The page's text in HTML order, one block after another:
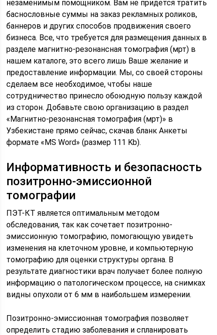
незаменимым помощником. Вам не придется тратить
баснословные суммы на заказ рекламных роликов,
баннеров и других способов продвижения своего
бизнеса. Все, что требуется для размещения данных в
разделе магнитно-резонансная томография (мрт) в
нашем каталоге, это всего лишь Ваше желание и
предоставление информации. Мы, со своей стороны
сделаем все необходимое, чтобы наше
сотрудничество принесло обоюдную пользу каждой
из сторон. Добавьте свою организацию в раздел
«Магнитно-резонансная томография (мрт)» в
Узбекистане прямо сейчас, скачав бланк Анкеты
формате «MS Word» (размер 111 Kb).
Информативность и безопасность
позитронно-эмиссионной
томографии
ПЭТ-КТ является оптимальным методом
обследования, так как сочетает позитронно-
эмиссионную томографию, помогающую увидеть
изменения на клеточном уровне, и компьютерную
томографию для оценки структуры органа. В
результате диагностики врач получает более полную
информацию о патологическом процессе, на снимках
видны опухоли от 6 мм в наибольшем измерении.
Позитронно-эмиссионная томография позволяет
определить стадию заболевания и спланировать